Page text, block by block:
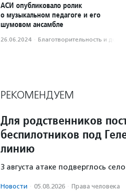
АСИ опубликовало ролик
о музыкальном педагоге и его
шумовом ансамбле
26.06.2024 · Благотвори­тель­ность и
РЕКОМЕНДУЕМ
Для родственников
беспилотников под
линию
3 августа атаке подверглось
Новости · 05.08.2026 · Права человека